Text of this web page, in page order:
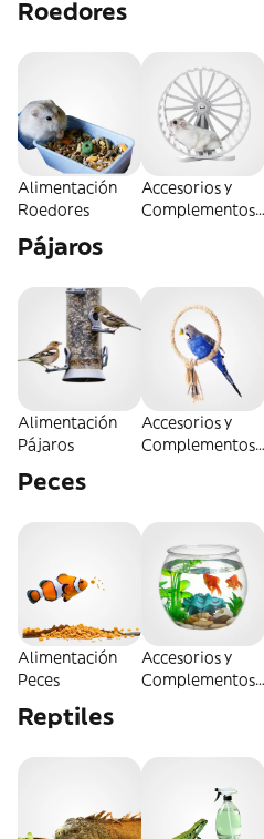
Roedores
Alimentación
Roedores
Accesorios y
Complementos
Pájaros
Alimentación
Pájaros
Accesorios y
Complementos
Peces
Alimentación
Peces
Accesorios y
Complementos
Reptiles